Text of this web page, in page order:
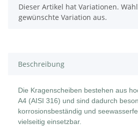
x
Dieser Artikel hat Variationen.
gewünschte Variation aus.
Beschreibung
Die Kragenscheiben bestehen aus
A4 (AISI 316) und sind dadurch
korrosionsbeständig und
vielseitig einsetzbar.